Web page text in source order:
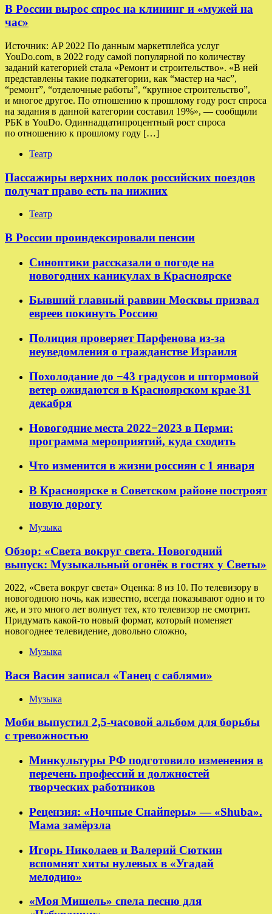
В России вырос спрос на клининг и «мужей на
час»
Источник: AP 2022 По данным маркетплейса услуг
YouDo.com, в 2022 году самой популярной по количеству
заданий категорией стала «Ремонт и строительство». «В ней
представлены такие подкатегории, как “мастер на час”,
“ремонт”, “отделочные работы”, “крупное строительство”,
и многое другое. По отношению к прошлому году рост спроса
на задания в данной категории составил 19%», — сообщили
РБК в YouDo. Одиннадцатипроцентный рост спроса
по отношению к прошлому году […]
Театр
Пассажиры верхних полок российских поездов
получат право есть на нижних
Театр
В России проиндексировали пенсии
Синоптики рассказали о погоде на
новогодних каникулах в Красноярске
Бывший главный раввин Москвы призвал
евреев покинуть Россию
Полиция проверяет Парфенова из-за
неуведомления о гражданстве Израиля
Похолодание до −43 градусов и штормовой
ветер ожидаются в Красноярском крае 31
декабря
Новогодние места 2022−2023 в Перми:
программа мероприятий, куда сходить
Что изменится в жизни россиян с 1 января
В Красноярске в Советском районе построят
новую дорогу
Музыка
Обзор: «Света вокруг света. Новогодний
выпуск: Музыкальный огонёк в гостях у Светы»
2022, «Света вокруг света» Оценка: 8 из 10. По телевизору в
новогоднюю ночь, как известно, всегда показывают одно и то
же, и это много лет волнует тех, кто телевизор не смотрит.
Придумать какой-то новый формат, который поменяет
новогоднее телевидение, довольно сложно,
Музыка
Вася Васин записал «Танец с саблями»
Музыка
Моби выпустил 2,5-часовой альбом для борьбы
с тревожностью
Минкультуры РФ подготовило изменения в
перечень профессий и должностей
творческих работников
Рецензия: «Ночные Снайперы» — «Shuba».
Мама замёрзла
Игорь Николаев и Валерий Сюткин
вспомнят хиты нулевых в «Угадай
мелодию»
«Моя Мишель» спела песню для